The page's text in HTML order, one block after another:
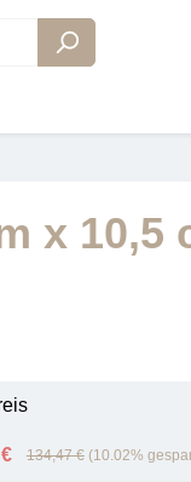
x 10,5
134,47 € (10.02%